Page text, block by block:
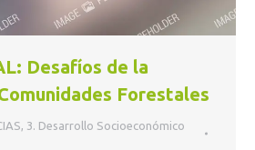
Desafíos de la
Forestales
, 3. Desarrollo Socioeconómico